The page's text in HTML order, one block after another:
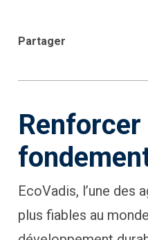
Partager
Renforcer
EcoVadis, l’une des
plus fiables au